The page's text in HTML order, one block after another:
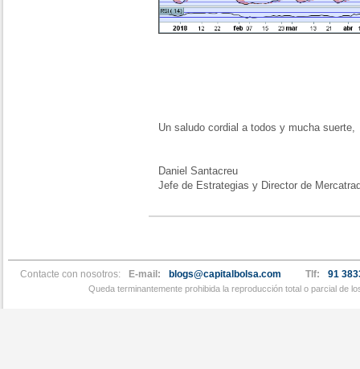
Un saludo cordial a todos y mucha suerte,
Daniel Santacreu
Jefe de Estrategias y Director de
Contacte con nosotros: E-mail: blogs@capitalbolsa.com Tlf: 91
Queda terminantemente prohibida la reproducción total o parcial de